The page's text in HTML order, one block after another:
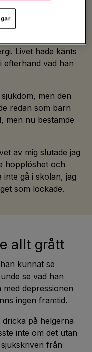
deprimerad i
Livet hade känts
efterhand vad han
men den
redan som barn
men nu bestämde
av mig slutade jag
hopplöshet och
gå i skolan, jag
som lockade.
allt grått
kunnat se
se vad han
depressionen
ingen framtid.
på helgerna
inte om det utan
från